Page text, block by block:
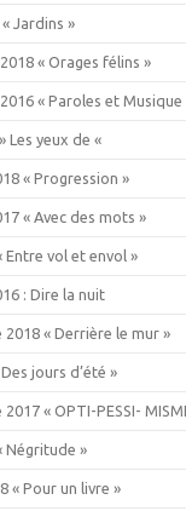
Jardins »
« Orages félins »
« Paroles et Musique
Les yeux de «
« Progression »
« Avec des mots »
Entre vol et envol »
: Dire la nuit
« Derrière le mur »
jours d’été »
« OPTI-PESSI-
Négritude »
« Pour un livre »